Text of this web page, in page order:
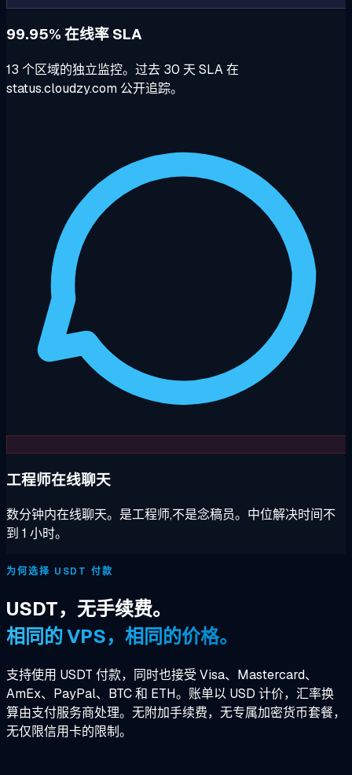
99.95% 在线率 SLA
13 个区域的独立监控。过去 30 天 SLA 在
status.cloudzy.com 公开追踪。
工程师在线聊天
数分钟内在线聊天。是工程师,不是念稿员。中位解决时间不
到 1 小时。
为何选择 USDT 付款
USDT，无手续费。
相同的 VPS，相同的价格。
支持使用 USDT 付款，同时也接受 Visa、Mastercard、
AmEx、PayPal、BTC 和 ETH。账单以 USD 计价，汇率换
算由支付服务商处理。无附加手续费，无专属加密货币套餐，
无仅限信用卡的限制。